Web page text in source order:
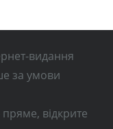
видання
за умови
відкрите